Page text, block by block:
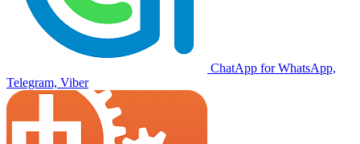
ChatApp for WhatsApp,
Telegram, Viber